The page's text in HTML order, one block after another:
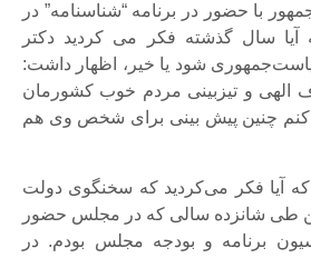
با حضور در برنامه “شناسنامه” در
آیا سال گذشته فکر می کردید دکتر
شود یا خیر، اظهار داشت:
الهی و تیزبینی مردم خوب کشورمان
چنین پیش بینی برای شخص وی هم
آیا فکر می‌‌کردید که سخنگوی دولت
طی شانزده سالی که در مجلس حضور
برنامه و بودجه مجلس بودم. در